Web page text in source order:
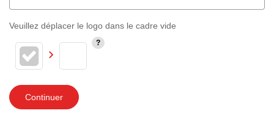
Veuillez déplacer le logo dans le cadre vide
Continuer